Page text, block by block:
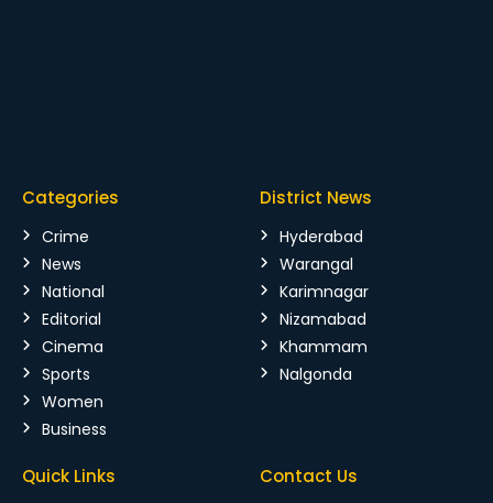
Categories
Crime
News
National
Editorial
Cinema
Sports
Women
Business
District News
Hyderabad
Warangal
Karimnagar
Nizamabad
Khammam
Nalgonda
Quick Links Contact Us